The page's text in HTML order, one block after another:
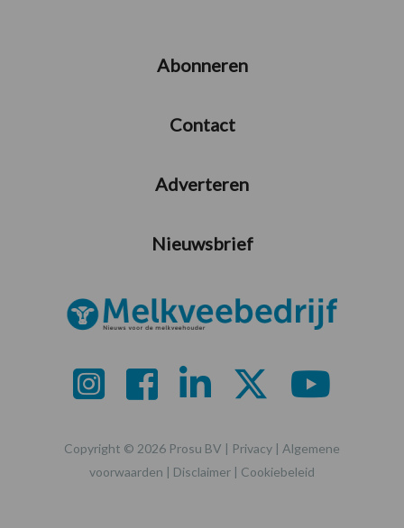
Abonneren
Contact
Adverteren
Nieuwsbrief
Copyright © 2026 Prosu BV | Privacy | Algemene
voorwaarden | Disclaimer | Cookiebeleid